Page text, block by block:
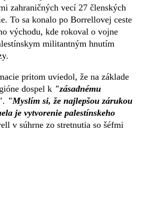
zahraničných vecí 27 členských
To sa konalo po Borrellovej ceste
východu, kde rokoval o vojne
militantným hnutím
pritom uviedol, že na základe
dospel k "zásadnému
. "Myslím si, že najlepšou zárukou
je vytvorenie palestínskeho
v súhrne zo stretnutia so šéfmi